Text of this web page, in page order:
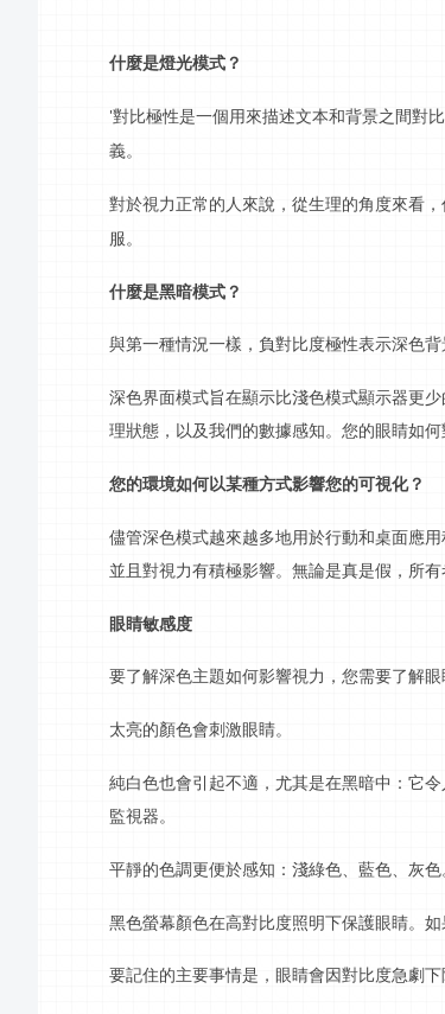
什麼是燈光模式？
'對比極性是一個用來描述文本和背景之間對
義。
對於視力正常的人來說，從生理的角度來看
服。
什麼是黑暗模式？
與第一種情況一樣，負對比度極性表示深色
深色界面模式旨在顯示比淺色模式顯示器更
理狀態，以及我們的數據感知。您的眼睛如
您的環境如何以某種方式影響您的可視化？
儘管深色模式越來越多地用於行動和桌面應
並且對視力有積極影響。無論是真是假，所
眼睛敏感度
要了解深色主題如何影響視力，您需要了解眼
太亮的顏色會刺激眼睛。
純白色也會引起不適，尤其是在黑暗中：它
監視器。
平靜的色調更便於感知：淺綠色、藍色、灰色
黑色螢幕顏色在高對比度照明下保護眼睛。
要記住的主要事情是，眼睛會因對比度急劇